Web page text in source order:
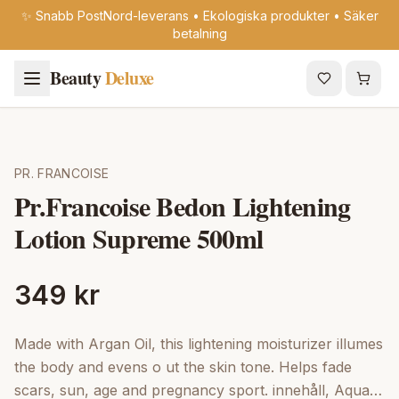
✨ Snabb PostNord-leverans • Ekologiska produkter • Säker
betalning
BeautyDeluxe
PR. FRANCOISE
Pr.Francoise Bedon Lightening
Lotion Supreme 500ml
349 kr
Made with Argan Oil, this lightening moisturizer illumes
the body and evens o ut the skin tone. Helps fade
scars, sun, age and pregnancy sport. innehåll, Aqua